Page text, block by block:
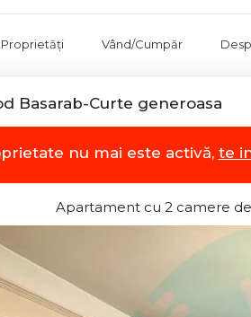
Proprietăți Vând/Cumpăr
Basarab-Curte generoasa
nu mai este activă, te
Apartament cu 2 camere